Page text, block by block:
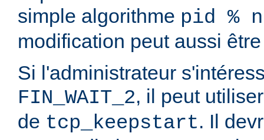
simple algorithme pid %
modification peut aussi
Si l'administrateur
FIN_WAIT_2, il peut
de tcp_keepstart. Il